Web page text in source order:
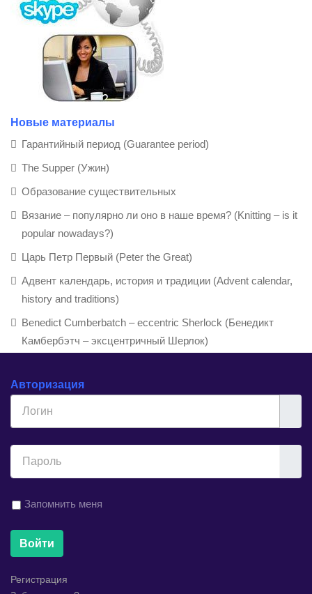
Новые материалы
Гарантийный период (Guarantee period)
The Supper (Ужин)
Образование существительных
Вязание – популярно ли оно в наше время? (Knitting – is it
popular nowadays?)
Царь Петр Первый (Peter the Great)
Адвент календарь, история и традиции (Advent calendar,
history and traditions)
Benedict Cumberbatch – eccentric Sherlock (Бенедикт
Камбербэтч – эксцентричный Шерлок)
Авторизация
Запомнить меня
Войти
Регистрация